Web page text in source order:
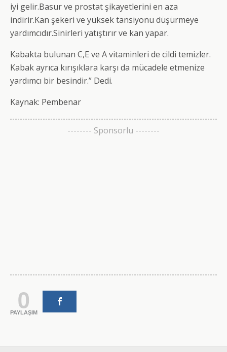
iyi gelir.Basur ve prostat şikayetlerini en aza
indirir.Kan şekeri ve yüksek tansiyonu düşürmeye
yardımcıdır.Sinirleri yatıştırır ve kan yapar.
Kabakta bulunan C,E ve A vitaminleri de cildi temizler.
Kabak ayrıca kırışıklara karşı da mücadele etmenize
yardımcı bir besindir.” Dedi.
Kaynak: Pembenar
-------- Sponsorlu --------
0
PAYLAŞIM